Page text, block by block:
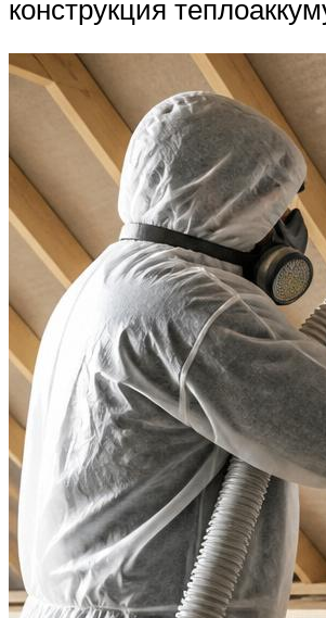
конструкция